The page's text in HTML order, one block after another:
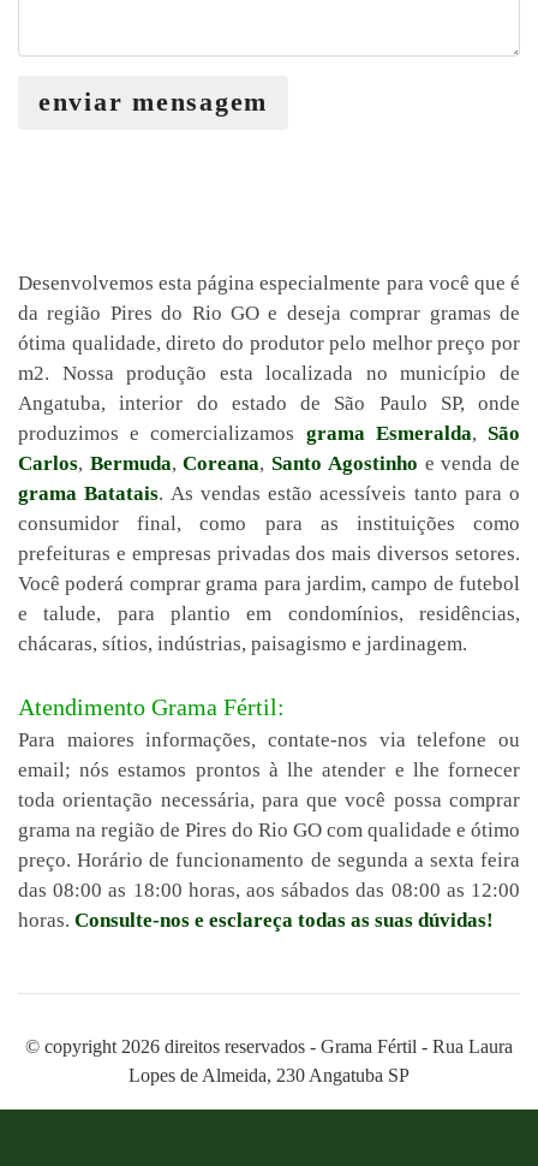
enviar mensagem
Desenvolvemos esta página especialmente para você que é
da região Pires do Rio GO e deseja comprar gramas de
ótima qualidade, direto do produtor pelo melhor preço por
m2. Nossa produção esta localizada no município de
Angatuba, interior do estado de São Paulo SP, onde
produzimos e comercializamos grama Esmeralda,São
Carlos, Bermuda,Coreana,Santo Agostinho e venda de
grama Batatais. As vendas estão acessíveis tanto para o
consumidor final, como para as instituições como
prefeituras e empresas privadas dos mais diversos setores.
Você poderá comprar grama para jardim, campo de futebol
e talude, para plantio em condomínios, residências,
chácaras, sítios, indústrias, paisagismo e jardinagem.
Atendimento Grama Fértil:
Para maiores informações, contate-nos via telefone ou
email; nós estamos prontos à lhe atender e lhe fornecer
toda orientação necessária, para que você possa comprar
grama na região de Pires do Rio GO com qualidade e ótimo
preço. Horário de funcionamento de segunda a sexta feira
das 08:00 as 18:00 horas, aos sábados das 08:00 as 12:00
horas. Consulte-nos e esclareça todas as suas dúvidas!
© copyright 2026 direitos reservados - Grama Fértil - Rua Laura
Lopes de Almeida, 230 Angatuba SP